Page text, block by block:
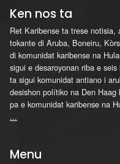
Ken nos ta
Ret Karibense ta trese notisia,
tokante di Aruba, Boneiru,
di komunidat karibense na
sigui e desaroyonan riba e
ta sigui komunidat antiano i
desishon polítiko na Den
pa e komunidat karibense na
...
Menu